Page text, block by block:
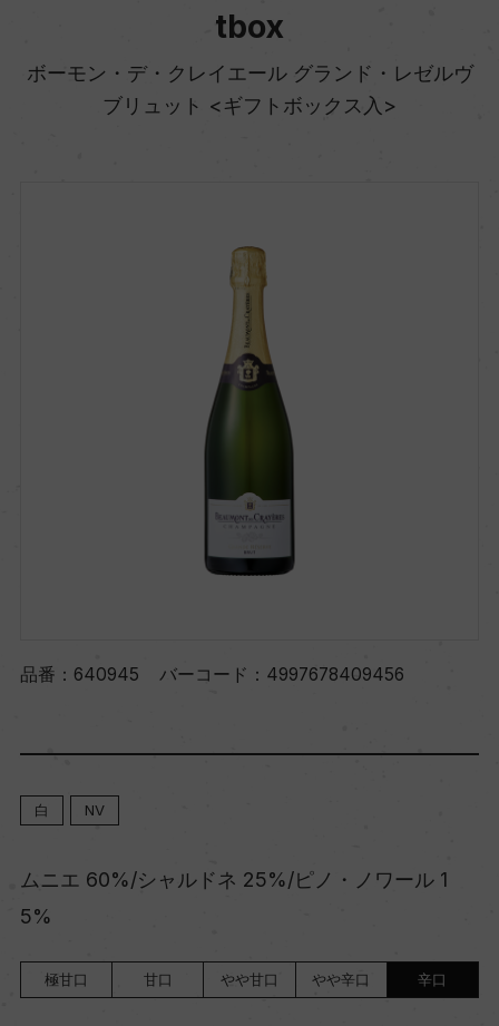
tbox
ボーモン・デ・クレイエール グランド・レゼルヴ
ブリュット <ギフトボックス入>
品番： 640945 バーコード： 4997678409456
白 NV
ムニエ 60%/シャルドネ 25%/ピノ・ノワール 1
5%
極甘口 甘口 やや甘口 やや辛口 辛口